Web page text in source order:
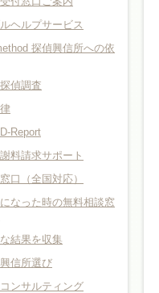
ヘルプサービス
探偵興信所への依
偵調査
Report
料請求サポート
口（全国対応）
なった時の無料相談窓
結果を収集
信所選び
ンサルティング